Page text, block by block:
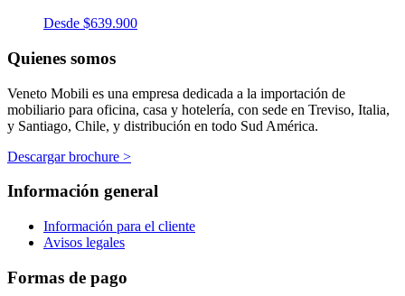
Desde $639.900
Quienes somos
Veneto Mobili es una empresa dedicada a la importación de
mobiliario para oficina, casa y hotelería, con sede en Treviso, Italia,
y Santiago, Chile, y distribución en todo Sud América.
Descargar brochure >
Información general
Información para el cliente
Avisos legales
Formas de pago